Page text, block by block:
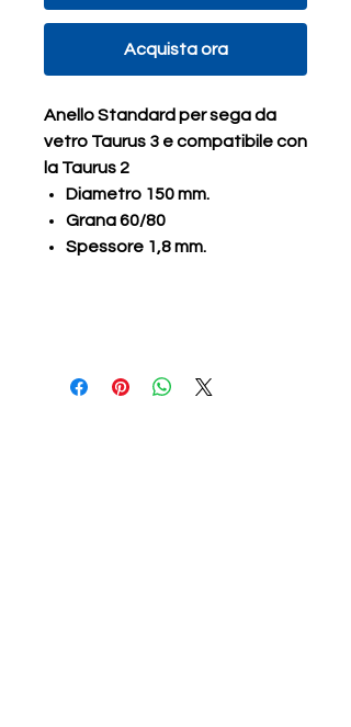
Acquista ora
Anello Standard per sega da
vetro Taurus 3 e compatibile con
la Taurus 2
Diametro 150 mm.
Grana 60/80
Spessore 1,8 mm.